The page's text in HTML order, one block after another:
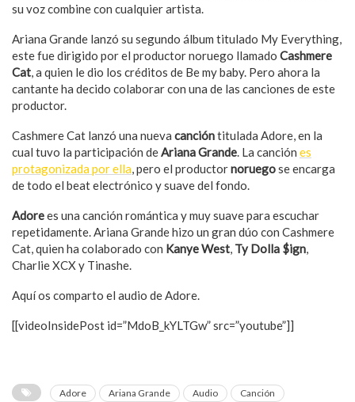
su voz combine con cualquier artista.
Ariana Grande lanzó su segundo álbum titulado My Everything,
este fue dirigido por el productor noruego llamado Cashmere
Cat, a quien le dio los créditos de Be my baby. Pero ahora la
cantante ha decido colaborar con una de las canciones de este
productor.
Cashmere Cat lanzó una nueva cancióntitulada Adore, en la
cual tuvo la participación deAriana Grande. La canción es
protagonizada por ella, pero el productornoruegose encarga
de todo el beat electrónico y suave del fondo.
Adorees una canción romántica y muy suave para escuchar
repetidamente. Ariana Grande hizo un gran dúo con Cashmere
Cat, quien ha colaborado con Kanye West, Ty Dolla $ign,
Charlie XCX y Tinashe.
Aquí os comparto el audio de Adore.
[[videoInsidePost id=”MdoB_kYLTGw” src=”youtube”]]
Adore Ariana Grande Audio
Canción